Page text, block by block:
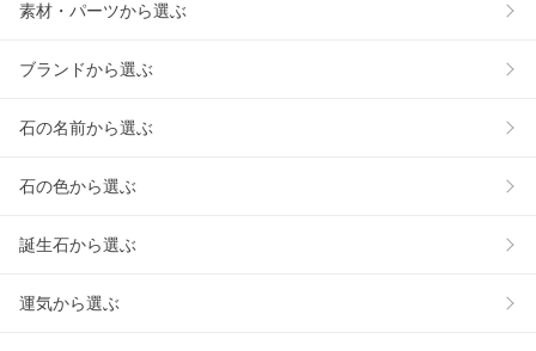
素材・パーツから選ぶ
ブランドから選ぶ
石の名前から選ぶ
石の色から選ぶ
誕生石から選ぶ
運気から選ぶ